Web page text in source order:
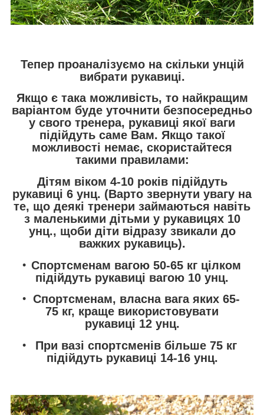
Тепер проаналізуємо на скільки унцій
вибрати рукавиці.
Якщо є така можливість, то найкращим
варіантом буде уточнити безпосередньо
у свого тренера, рукавиці якої ваги
підійдуть саме Вам. Якщо такої
можливості немає, скористайтеся
такими правилами:
Дітям віком 4-10 років підійдуть
рукавиці 6 унц. (Варто звернути увагу на
те, що деякі тренери займаються навіть
з маленькими дітьми у рукавицях 10
унц., щоби діти відразу звикали до
важких рукавиць).
Спортсменам вагою 50-65 кг цілком
підійдуть рукавиці вагою 10 унц.
Спортсменам, власна вага яких 65-
75 кг, краще використовувати
рукавиці 12 унц.
При вазі спортсменів більше 75 кг
підійдуть рукавиці 14-16 унц.